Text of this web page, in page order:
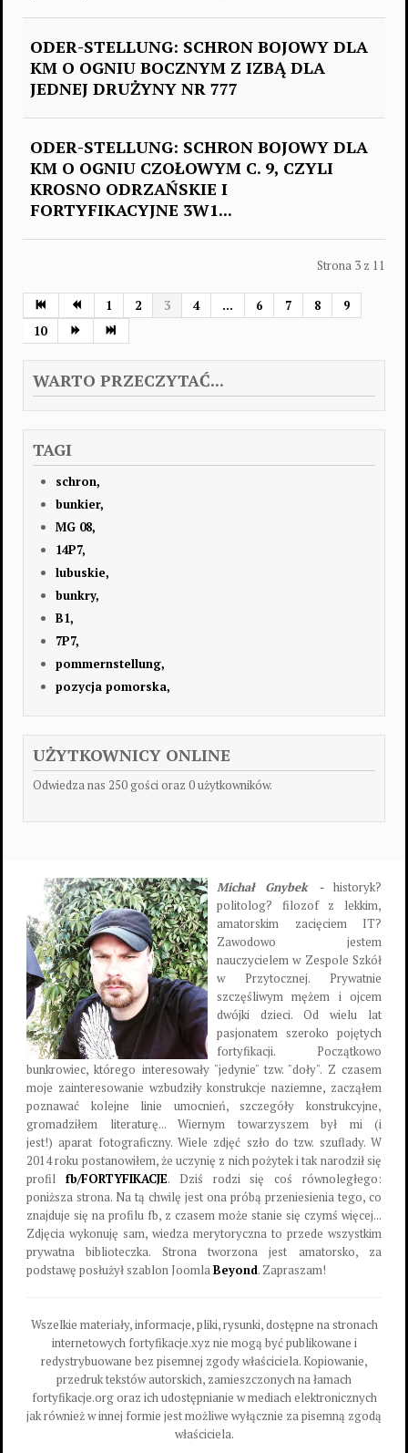
ODER-STELLUNG: SCHRON BOJOWY DLA
KM O OGNIU BOCZNYM Z IZBĄ DLA
JEDNEJ DRUŻYNY NR 777
ODER-STELLUNG: SCHRON BOJOWY DLA
KM O OGNIU CZOŁOWYM C. 9, CZYLI
KROSNO ODRZAŃSKIE I
FORTYFIKACYJNE 3W1...
Strona 3 z 11
1 2 3 4 ... 6 7 8
9
10
WARTO PRZECZYTAĆ...
TAGI
schron,
bunkier,
MG 08,
14P7,
lubuskie,
bunkry,
B1,
7P7,
pommernstellung,
pozycja pomorska,
UŻYTKOWNICY ONLINE
Odwiedza nas 250 gości oraz 0 użytkowników.
Michał Gnybek - historyk?
politolog? filozof z lekkim,
amatorskim zacięciem IT?
Zawodowo jestem
nauczycielem w Zespole Szkół
w Przytocznej. Prywatnie
szczęśliwym mężem i ojcem
dwójki dzieci. Od wielu lat
pasjonatem szeroko pojętych
fortyfikacji. Początkowo
bunkrowiec, którego interesowały "jedynie" tzw. "doły". Z czasem
moje zainteresowanie wzbudziły konstrukcje naziemne, zacząłem
poznawać kolejne linie umocnień, szczegóły konstrukcyjne,
gromadziłem literaturę... Wiernym towarzyszem był mi (i
jest!) aparat fotograficzny. Wiele zdjęć szło do tzw. szuflady. W
2014 roku postanowiłem, że uczynię z nich pożytek i tak narodził się
profil fb/FORTYFIKACJE. Dziś rodzi się coś równoległego:
poniższa strona. Na tą chwilę jest ona próbą przeniesienia tego, co
znajduje się na profilu fb, z czasem może stanie się czymś więcej...
Zdjęcia wykonuję sam, wiedza merytoryczna to przede wszystkim
prywatna biblioteczka. Strona tworzona jest amatorsko, za
podstawę posłużył szablon JoomlaBeyond. Zapraszam!
Wszelkie materiały, informacje, pliki, rysunki, dostępne na stronach
internetowych fortyfikacje.xyz nie mogą być publikowane i
redystrybuowane bez pisemnej zgody właściciela. Kopiowanie,
przedruk tekstów autorskich, zamieszczonych na łamach
fortyfikacje.org oraz ich udostępnianie w mediach elektronicznych
jak również w innej formie jest możliwe wyłącznie za pisemną zgodą
właściciela.